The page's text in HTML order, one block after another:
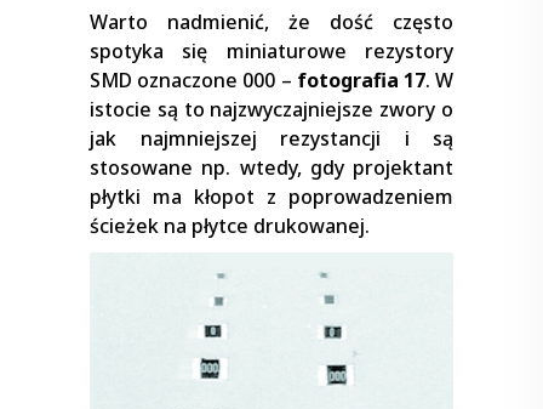
Warto nadmienić, że dość często
spotyka się miniaturowe rezystory
SMD oznaczone 000 – fotografia 17. W
istocie są to najzwyczajniejsze zwory o
jak najmniejszej rezystancji i są
stosowane np. wtedy, gdy projektant
płytki ma kłopot z poprowadzeniem
ścieżek na płytce drukowanej.